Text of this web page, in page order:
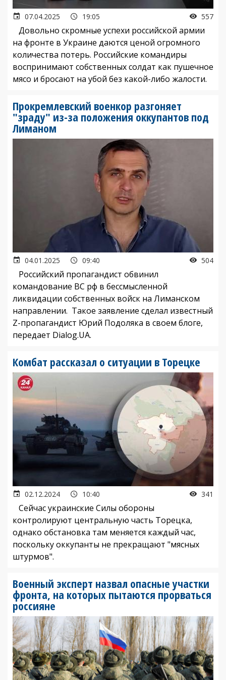
07.04.2025 19:05 557
Довольно скромные успехи российской армии
на фронте в Украине даются ценой огромного
количества потерь. Российские командиры
воспринимают собственных солдат как пушечное
мясо и бросают на убой без какой-либо жалости.
Прокремлевский военкор разгоняет
"зраду" из-за положения оккупантов под
Лиманом
04.01.2025 09:40 504
Российский пропагандист обвинил
командование ВС рф в бессмысленной
ликвидации собственных войск на Лиманском
направлении. Такое заявление сделал известный
Z-пропагандист Юрий Подоляка в своем блоге,
передает Dialog.UA.
Комбат рассказал о ситуации в Торецке
02.12.2024 10:40 341
Сейчас украинские Силы обороны
контролируют центральную часть Торецка,
однако обстановка там меняется каждый час,
поскольку оккупанты не прекращают "мясных
штурмов".
Военный эксперт назвал опасные участки
фронта, на которых пытаются прорваться
россияне